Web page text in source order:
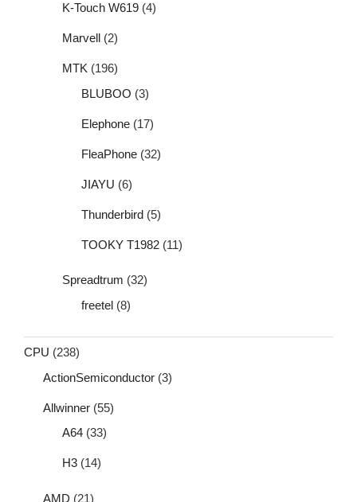
K-Touch W619 (4)
Marvell (2)
MTK (196)
BLUBOO (3)
Elephone (17)
FleaPhone (32)
JIAYU (6)
Thunderbird (5)
TOOKY T1982 (11)
Spreadtrum (32)
freetel (8)
CPU (238)
ActionSemiconductor (3)
Allwinner (55)
A64 (33)
H3 (14)
AMD (21)